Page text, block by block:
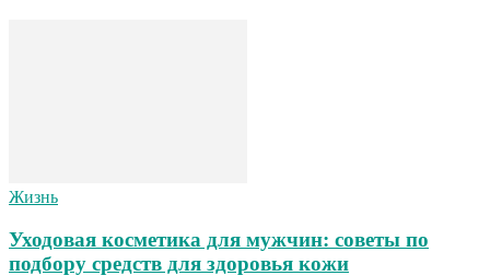
Жизнь
Уходовая косметика для мужчин: советы по
подбору средств для здоровья кожи